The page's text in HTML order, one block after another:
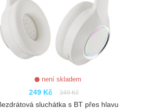
není skladem
249 Kč 349 Kč
sluchátka s BT přes hlavu